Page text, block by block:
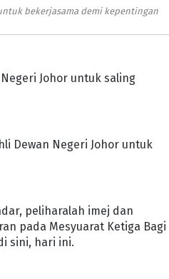
bekerjasama demi kepentingan
Johor untuk saling
Dewan Negeri Johor untuk
peliharalah imej dan
pada Mesyuarat Ketiga Bagi
sini, hari ini.